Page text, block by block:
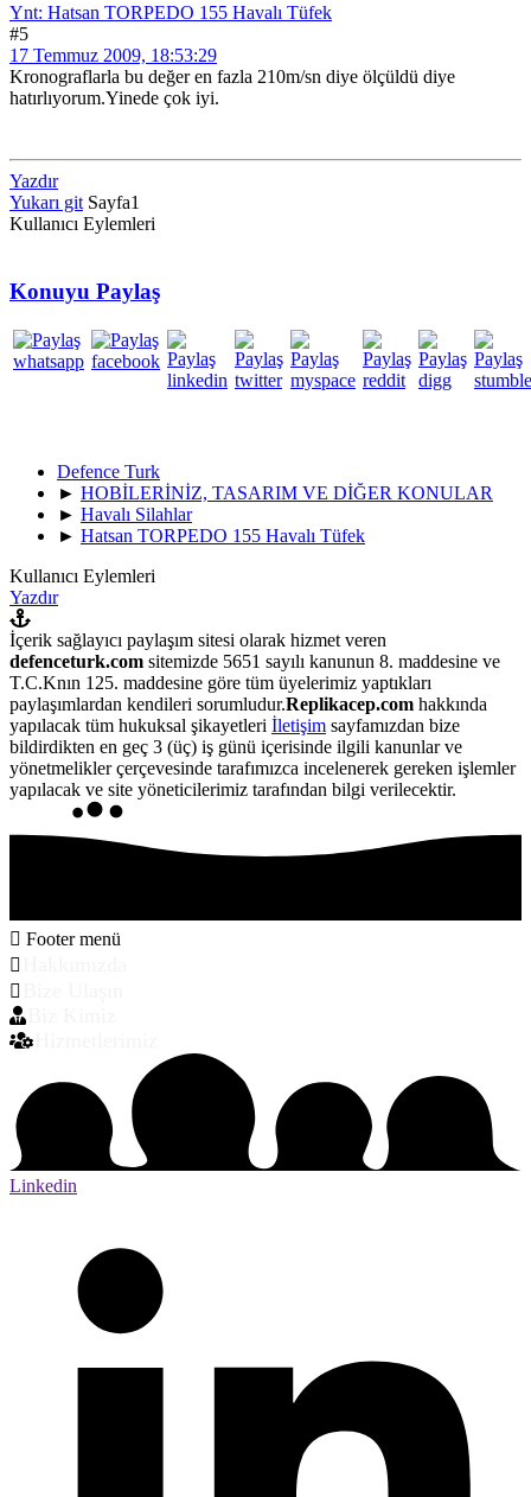
Ynt: Hatsan TORPEDO 155 Havalı Tüfek
#5
17 Temmuz 2009, 18:53:29
Kronograflarla bu değer en fazla 210m/sn diye ölçüldü diye
hatırlıyorum.Yinede çok iyi.
Yazdır
Yukarı git Sayfa1
Kullanıcı Eylemleri
Konuyu Paylaş
Defence Turk
► HOBİLERİNİZ, TASARIM VE DİĞER KONULAR
► Havalı Silahlar
► Hatsan TORPEDO 155 Havalı Tüfek
Kullanıcı Eylemleri
Yazdır
İçerik sağlayıcı paylaşım sitesi olarak hizmet veren
defenceturk.com sitemizde 5651 sayılı kanunun 8. maddesine ve
T.C.Knın 125. maddesine göre tüm üyelerimiz yaptıkları
paylaşımlardan kendileri sorumludur.Replikacep.com hakkında
yapılacak tüm hukuksal şikayetleri İletişim sayfamızdan bize
bildirdikten en geç 3 (üç) iş günü içerisinde ilgili kanunlar ve
yönetmelikler çerçevesinde tarafımızca incelenerek gereken işlemler
yapılacak ve site yöneticilerimiz tarafından bilgi verilecektir.
Footer menü
Linkedin